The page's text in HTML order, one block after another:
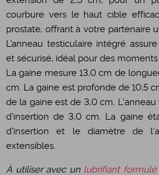
courbure vers le haut cible
prostate, offrant à votre partenaire
L’anneau testiculaire intégré
et sécurisé, idéal pour des
La gaine mesure 13,0 cm de
cm. La gaine est profonde de 10,5
de la gaine est de 3,0 cm.
d'insertion de 3,0 cm. La gaine
d'insertion et le diamètre de
extensibles.
À utiliser avec un lubrifiant formulé